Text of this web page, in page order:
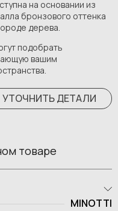
на основании из
бронзового оттенка
дерева.
подобрать
вашим
УТОЧНИТЬ ДЕТАЛИ
товаре
MINOTTI